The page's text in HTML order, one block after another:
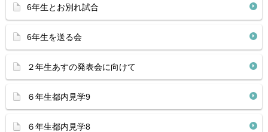
6年生とお別れ試合
6年生を送る会
２年生あすの発表会に向けて
６年生都内見学9
６年生都内見学8